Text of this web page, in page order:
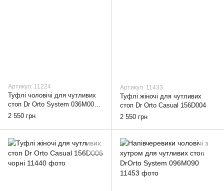
Артикул: 11224
Туфлі чоловічі для чутливих
стоп Dr Orto System 036M005
бежеві
2 550 грн
Артикул: 11433
Туфлі жіночі для чутливих
стоп Dr Orto Casual 156D004
2 550 грн